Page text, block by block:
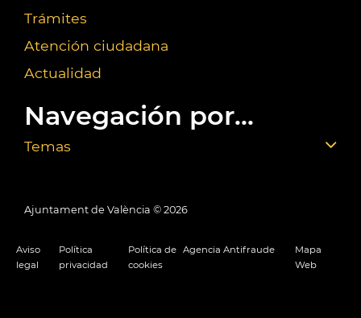
Trámites
Atención ciudadana
Actualidad
Navegación por...
Temas
Ajuntament de València © 2026
Aviso
legal
Política
privacidad
Política de
cookies
Agencia Antifraude
Mapa
Web